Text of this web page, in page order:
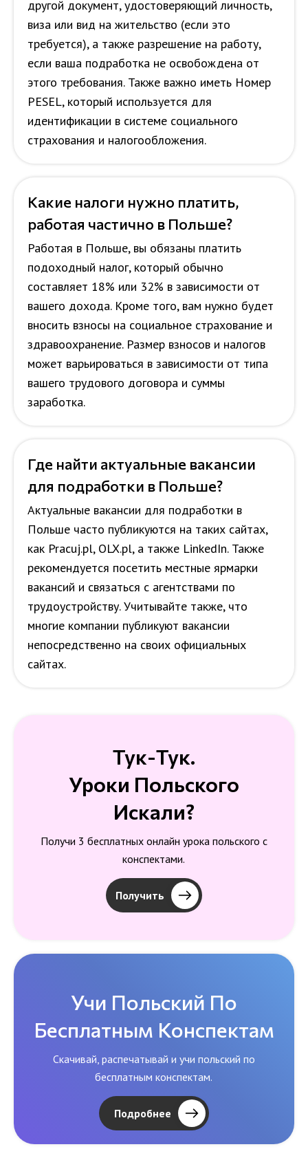
другой документ, удостоверяющий личность,
виза или вид на жительство (если это
требуется), а также разрешение на работу,
если ваша подработка не освобождена от
этого требования. Также важно иметь Номер
PESEL, который используется для
идентификации в системе социального
страхования и налогообложения.
Какие налоги нужно платить,
работая частично в Польше?
Работая в Польше, вы обязаны платить
подоходный налог, который обычно
составляет 18% или 32% в зависимости от
вашего дохода. Кроме того, вам нужно будет
вносить взносы на социальное страхование и
здравоохранение. Размер взносов и налогов
может варьироваться в зависимости от типа
вашего трудового договора и суммы
заработка.
Где найти актуальные вакансии
для подработки в Польше?
Актуальные вакансии для подработки в
Польше часто публикуются на таких сайтах,
как Pracuj.pl, OLX.pl, а также LinkedIn. Также
рекомендуется посетить местные ярмарки
вакансий и связаться с агентствами по
трудоустройству. Учитывайте также, что
многие компании публикуют вакансии
непосредственно на своих официальных
сайтах.
Тук-Тук.
Уроки Польского
Искали?
Получи 3 бесплатных онлайн урока польского с
конспектами.
Получить
Учи Польский По
Бесплатным Конспектам
Скачивай, распечатывай и учи польский по
бесплатным конспектам.
Подробнее